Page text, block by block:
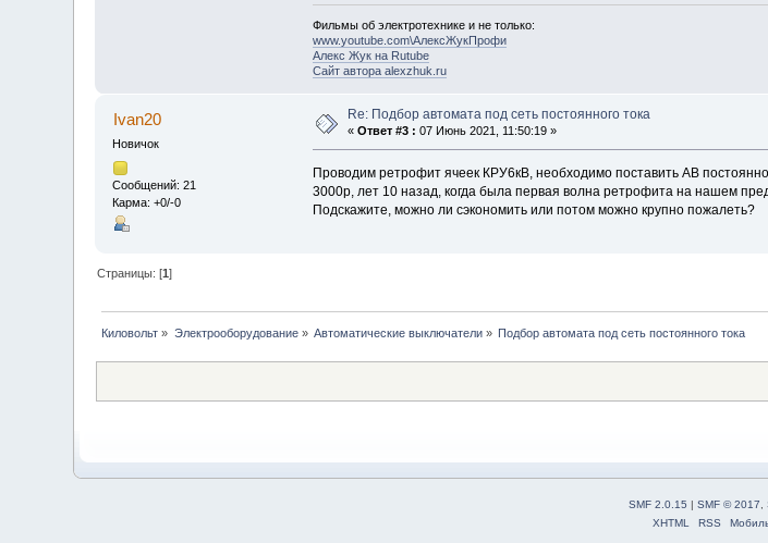
Фильмы об электротехнике и не только:
www.youtube.com\АлексЖукПрофи
Алекс Жук на Rutube
Сайт автора alexzhuk.ru
Ivan20
Новичок
Сообщений: 21
Карма: +0/-0
Re: Подбор автомата под сеть постоянного тока
«Ответ #3 : 07 Июнь 2021, 11:50:19 »
Проводим ретрофит ячеек КРУ6кВ, необходимо поставить АВ
3000р, лет 10 назад, когда была первая волна ретрофита на нашем
Подскажите, можно ли сэкономить или потом можно крупно пожалеть?
Страницы: [1]
Киловольт » Электрооборудование» Автоматические выключатели » Подбор автомата под сеть постоянного тока
SMF 2.0.15 | SMF © 2017
XHTML
RSS